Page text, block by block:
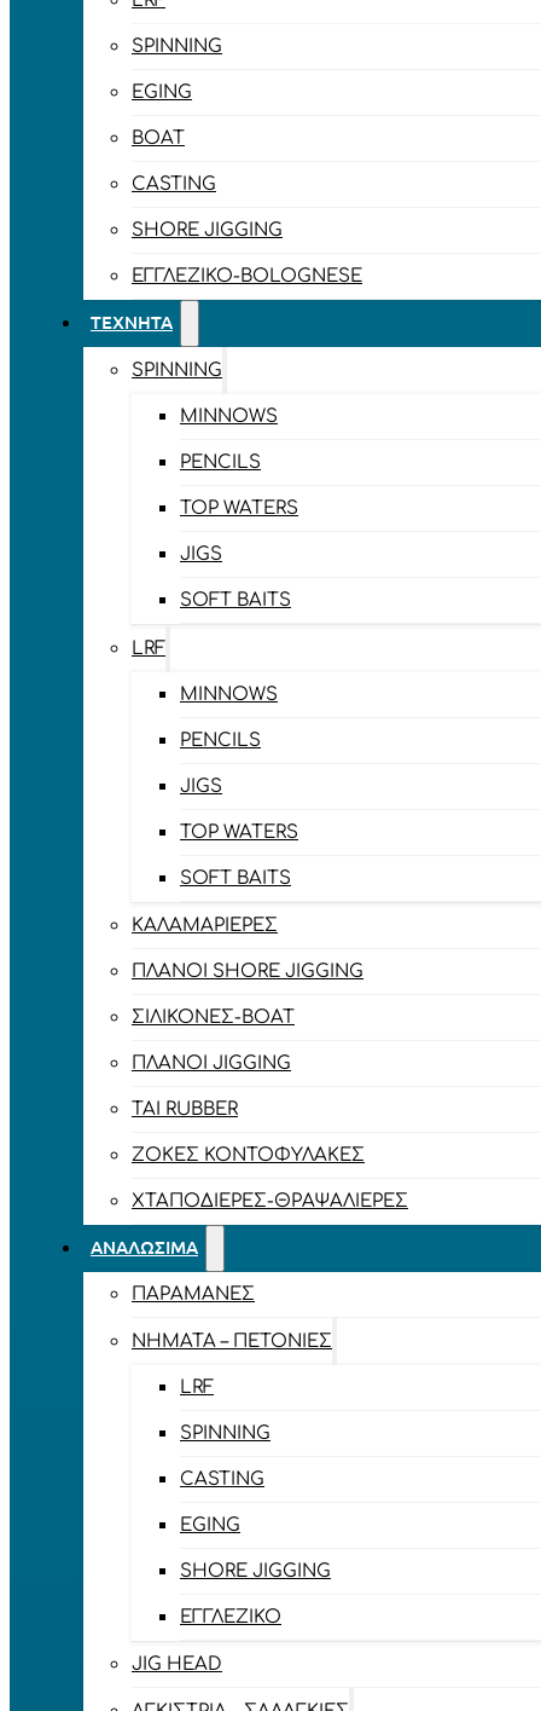
SPINNING
EGING
BOAT
CASTING
SHORE JIGGING
ΕΓΓΛΈΖΙΚΟ-BOLOGNESE
ΤΕΧΝΗΤΆ
SPINNING
MINNOWS
PENCILS
TOP WATERS
JIGS
SOFT BAITS
LRF
MINNOWS
PENCILS
JIGS
TOP WATERS
SOFT BAITS
ΚΑΛΑΜΑΡΙΈΡΕΣ
ΠΛΆΝΟΙ SHORE JIGGING
ΣΙΛΙΚΌΝΕΣ-BOAT
ΠΛΆΝΟΙ JIGGING
TAI RUBBER
ΖΌΚΕΣ ΚΟΝΤΟΦΎΛΑΚΕΣ
ΧΤΑΠΟΔΙΈΡΕΣ-ΘΡΑΨΑΛΙΈΡΕΣ
ΑΝΑΛΏΣΙΜΑ
ΠΑΡΑΜΆΝΕΣ
ΝΉΜΑΤΑ – ΠΕΤΟΝΙΈΣ
LRF
SPINNING
CASTING
EGING
SHORE JIGGING
ΕΓΓΛΈΖΙΚΟ
JIG HEAD